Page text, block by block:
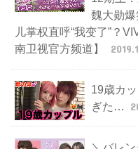
魏大勋
儿掌权直呼“我变了”？
南卫视官方频道】
19歳カ
ぎた…